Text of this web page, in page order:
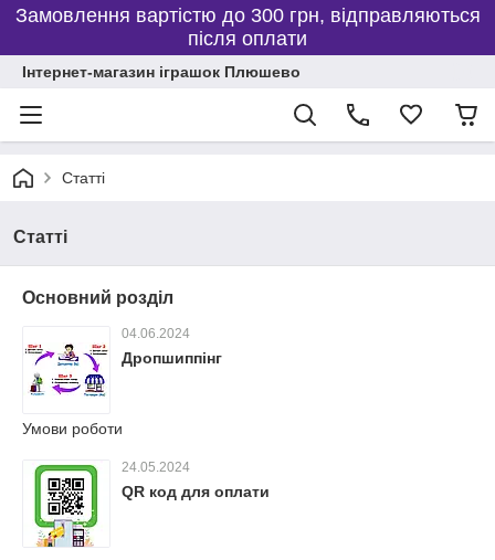
Замовлення вартістю до 300 грн, відправляються
після оплати
Інтернет-магазин іграшок Плюшево
Статті
Статті
Основний розділ
04.06.2024
Дропшиппінг
Умови роботи
24.05.2024
QR код для оплати